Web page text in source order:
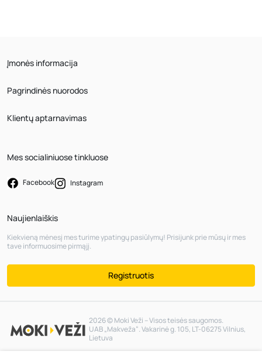
Įmonės informacija
Pagrindinės nuorodos
Klientų aptarnavimas
Mes socialiniuose tinkluose
Facebook Instagram
Naujienlaiškis
Kiekvieną mėnesį mes turime ypatingų pasiūlymų! Prisijunk prie mūsų ir mes
tave informuosime pirmąjį.
Registruotis
2026 © Moki Veži – Visos teisės saugomos.
UAB „Makveža“. Vakarinė g. 105, LT-06275 Vilnius,
Lietuva